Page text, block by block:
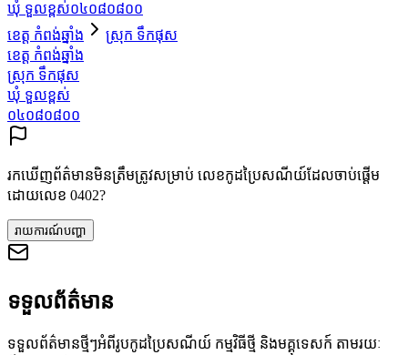
ឃុំ ទួលខ្ពស់០៤០៨០៨០០
ខេត្ត កំពង់ឆ្នាំង
ស្រុក ទឹកផុស
ខេត្ត កំពង់ឆ្នាំង
ស្រុក ទឹកផុស
ឃុំ ទួលខ្ពស់
០៤០៨០៨០០
រកឃើញព័ត៌មានមិនត្រឹមត្រូវសម្រាប់ លេខកូដប្រៃសណីយ៍ដែលចាប់ផ្តើម
ដោយលេខ 0402?
រាយការណ៍បញ្ហា
ទទួលព័ត៌មាន
ទទួលព័ត៌មានថ្មីៗអំពីរូបកូដប្រៃសណីយ៍ កម្មវិធីថ្មី និងមគ្គុទេសក៍ តាមរយៈ